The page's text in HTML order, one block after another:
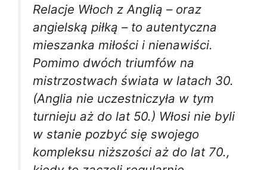
Relacje Włoch z Anglią – oraz
angielską piłką – to autentyczna
mieszanka miłości i nienawiści.
Pomimo dwóch triumfów na
mistrzostwach świata w latach 30.
(Anglia nie uczestniczyła w tym
turnieju aż do lat 50.) Włosi nie byli
w stanie pozbyć się swojego
kompleksu niższości aż do lat 70.,